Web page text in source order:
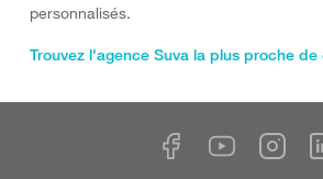
personnalisés.
Trouvez l'agence Suva la plus proche de